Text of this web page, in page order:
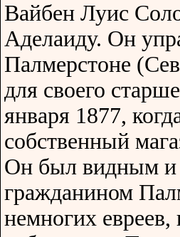
Вайбен Луис
Аделаиду. Он
Палмерстоне
для своего
января 1877,
собственный
Он был видным
гражданином
немногих